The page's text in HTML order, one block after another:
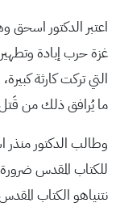
اعتبر الدكتور اسحق
غزة حرب إبادة
التي تركت كارثة
ما يُرافق ذلك من
وطالب الدكتور
للكتاب المقدس
نتنياهو الكتاب